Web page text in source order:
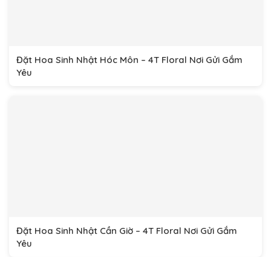
Đặt Hoa Sinh Nhật Hóc Môn – 4T Floral Nơi Gửi Gắm
Yêu
Đặt Hoa Sinh Nhật Cần Giờ – 4T Floral Nơi Gửi Gắm
Yêu